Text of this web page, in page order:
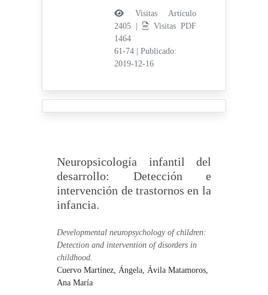
Visitas Artículo
2405 |
Visitas PDF
1464
61-74
Publicado:
2019-12-16
Neuropsicología infantil del
desarrollo: Detección e
intervención de trastornos en la
infancia.
Developmental neuropsychology of children:
Detection and intervention of disorders in
childhood.
Cuervo Martínez, Ángela,Ávila Matamoros,
Ana María